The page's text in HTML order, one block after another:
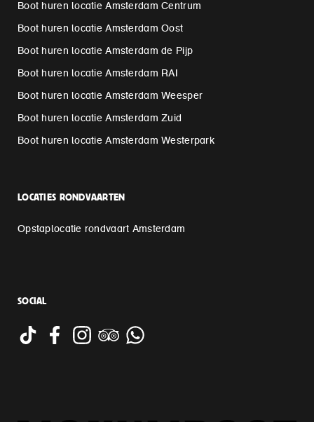
Boot huren locatie Amsterdam Centrum
Boot huren locatie Amsterdam Oost
Boot huren locatie Amsterdam de Pijp
Boot huren locatie Amsterdam RAI
Boot huren locatie Amsterdam Weesper
Boot huren locatie Amsterdam Zuid
Boot huren locatie Amsterdam Westerpark
LOCATIES RONDVAARTEN
Opstaplocatie rondvaart Amsterdam
SOCIAL